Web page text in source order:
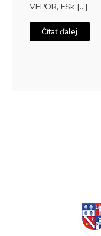
VEPOR, FSk […]
Čítať ďalej